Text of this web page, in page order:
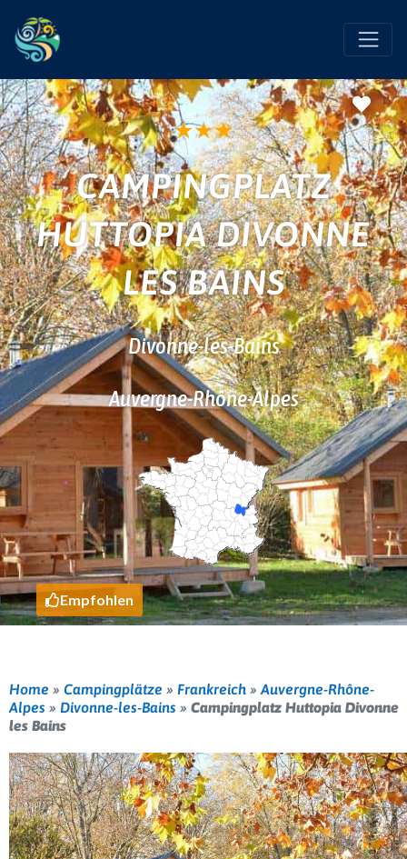
★★★
CAMPINGPLATZ
HUTTOPIA DIVONNE
LES BAINS
Divonne-les-Bains
Auvergne-Rhône-Alpes
Empfohlen
Home » Campingplätze » Frankreich » Auvergne-Rhône-
Alpes » Divonne-les-Bains » Campingplatz Huttopia Divonne
les Bains